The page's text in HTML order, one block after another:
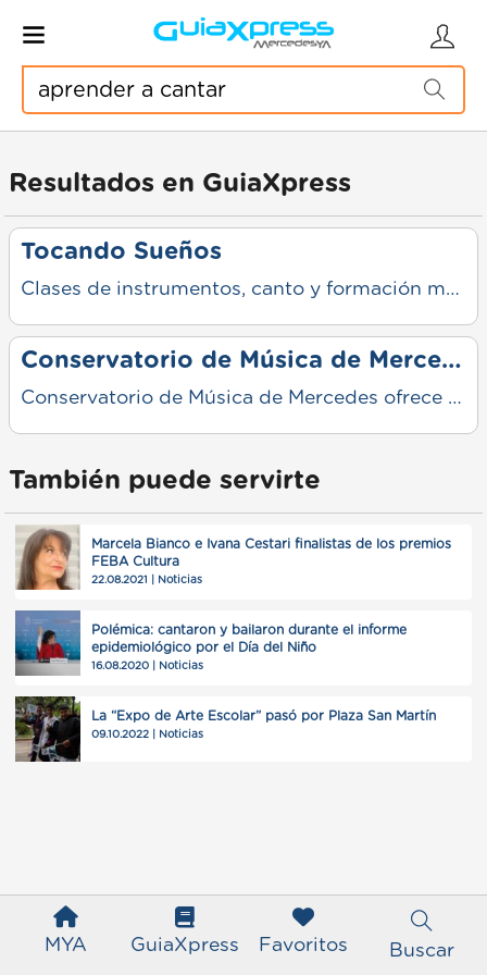
MYA GuiaXpress Favoritos Buscar
Resultados en GuiaXpress
Tocando Sueños
Clases de instrumentos, canto y formación musical para niños, jóvenes y adultos, con enfoque práctico y progresivo. Espacio orientado al desarrollo artístico, la creatividad y el aprendizaje personalizado.
Conservatorio de Música de Mercedes
Conservatorio de Música de Mercedes ofrece formación musical para todas las edades y niveles. Clases de instrumentos, canto y teoría con docentes especializados. Espacio artístico para aprender, expresarse y crecer en la música.
También puede servirte
Marcela Bianco e Ivana Cestari finalistas de los premios
FEBA Cultura
22.08.2021 | Noticias
Polémica: cantaron y bailaron durante el informe
epidemiológico por el Día del Niño
16.08.2020 | Noticias
La “Expo de Arte Escolar” pasó por Plaza San Martín
09.10.2022 | Noticias